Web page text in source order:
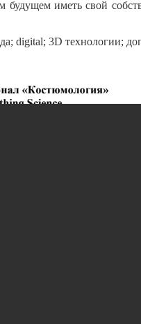
иметь свой
digital; 3D технологии;